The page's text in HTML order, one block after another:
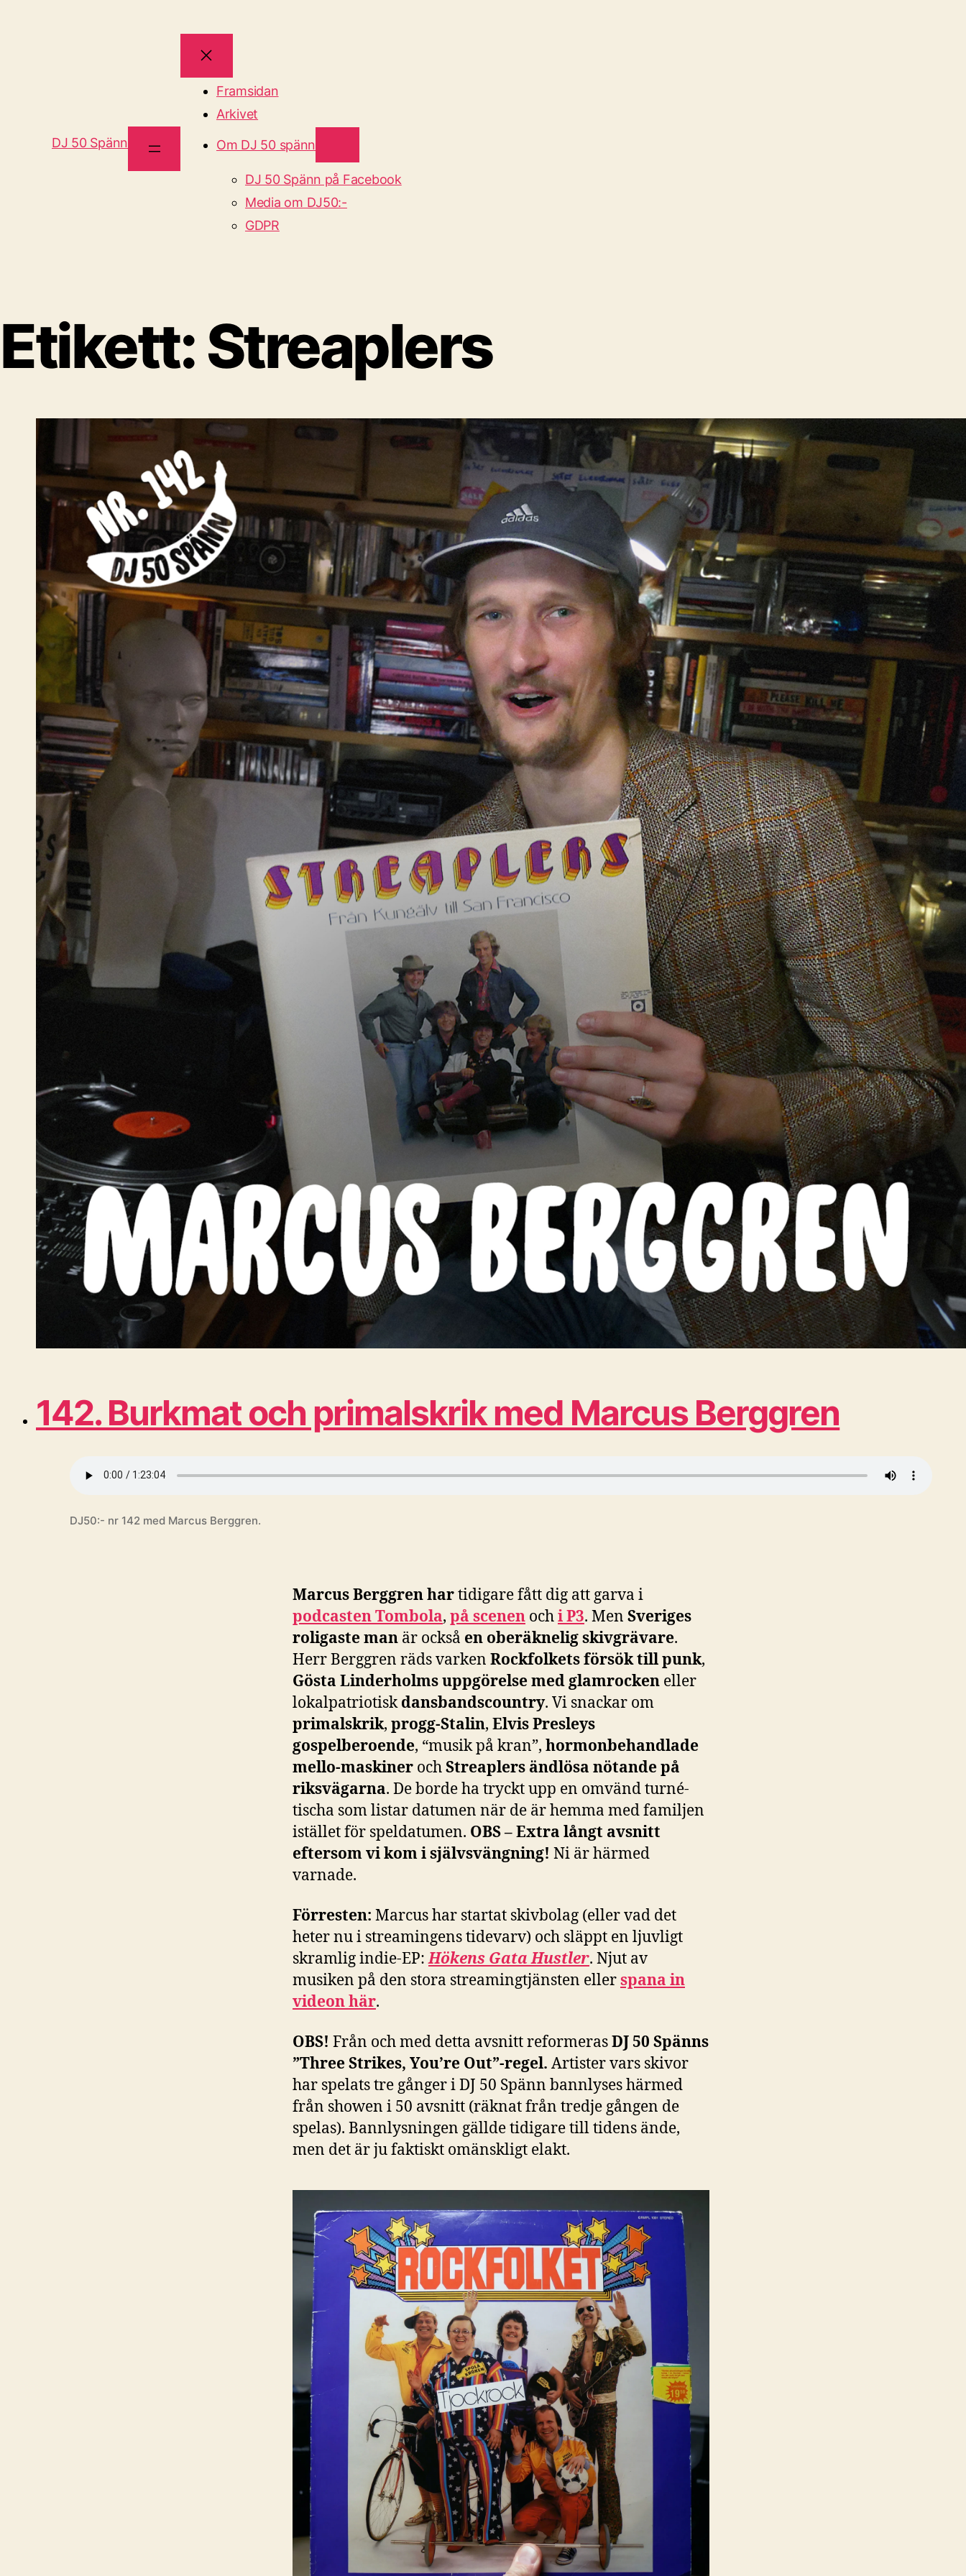
DJ 50 Spänn
Framsidan
Arkivet
Om DJ 50 spänn
DJ 50 Spänn på Facebook
Media om DJ50:-
GDPR
Etikett:Streaplers
142. Burkmat och primalskrik med Marcus Berggren
DJ50:- nr 142 med Marcus Berggren.
Marcus Berggren hartidigare fått dig att garva i
podcasten Tombola, på scenen ochi P3. Men Sveriges
roligaste man är också en oberäknelig skivgrävare.
Herr Berggren räds varken Rockfolkets försök till punk,
Gösta Linderholms uppgörelse med glamrocken eller
lokalpatriotiskdansbandscountry. Vi snackar om
primalskrik, progg-Stalin, Elvis Presleys
gospelberoende, “musik på kran”, hormonbehandlade
mello-maskiner ochStreaplers ändlösa nötande på
riksvägarna. De borde ha tryckt upp en omvänd turné-
tischa som listar datumen när de är hemma med familjen
istället för speldatumen. OBS – Extra långt avsnitt
eftersom vi kom i självsvängning! Ni är härmed
varnade.
Förresten: Marcus har startat skivbolag (eller vad det
heter nu i streamingens tidevarv) och släppt en ljuvligt
skramlig indie-EP:Hökens Gata Hustler. Njut av
musiken på den stora streamingtjänsten ellerspana in
videon här.
OBS! Från och med detta avsnitt reformerasDJ 50 Spänns
”Three Strikes, You’re Out”-regel. Artister vars skivor
har spelats tre gånger i DJ 50 Spänn bannlyses härmed
från showen i 50 avsnitt (räknat från tredje gången de
spelas). Bannlysningen gällde tidigare till tidens ände,
men det är ju faktiskt omänskligt elakt.